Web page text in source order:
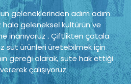
geleneklerinden adım adım
geleneksel kültürün ve
inanıyoruz . Çiftlikten çatala
süt ürünleri üretebilmek için
gereği olarak, süte hak ettiği
çalışıyoruz.